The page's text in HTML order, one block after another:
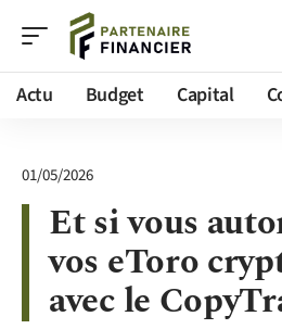
Actu Budget Capital
01/05/2026
Et si vous
vos eToro
avec le